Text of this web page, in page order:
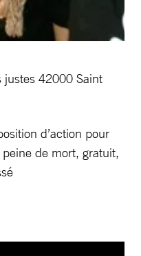
42000 Saint
d’action pour
peine de mort, gratuit,